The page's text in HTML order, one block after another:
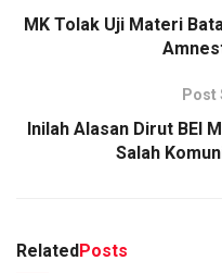
MK Tolak Uji Materi
Post
Inilah Alasan Dirut BEI
Salah
RelatedPosts